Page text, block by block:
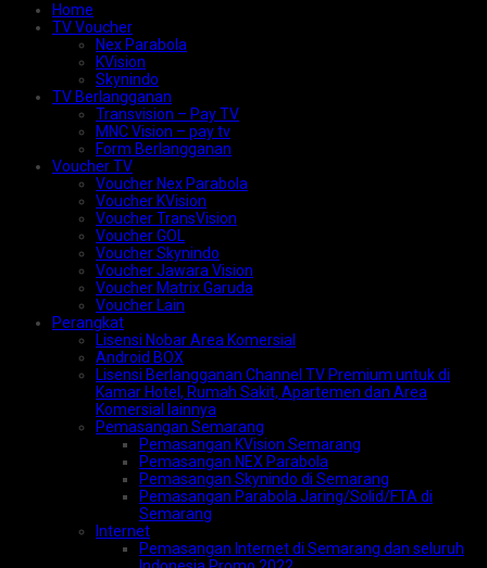
Home
TV Voucher
Nex Parabola
KVision
Skynindo
TV Berlangganan
Transvision – Pay TV
MNC Vision – pay tv
Form Berlangganan
Voucher TV
Voucher Nex Parabola
Voucher KVision
Voucher TransVision
Voucher GOL
Voucher Skynindo
Voucher Jawara Vision
Voucher Matrix Garuda
Voucher Lain
Perangkat
Lisensi Nobar Area Komersial
Android BOX
Lisensi Berlangganan Channel TV Premium untuk di
Kamar Hotel, Rumah Sakit, Apartemen dan Area
Komersial lainnya
Pemasangan Semarang
Pemasangan KVision Semarang
Pemasangan NEX Parabola
Pemasangan Skynindo di Semarang
Pemasangan Parabola Jaring/Solid/FTA di
Semarang
Internet
Pemasangan Internet di Semarang dan seluruh